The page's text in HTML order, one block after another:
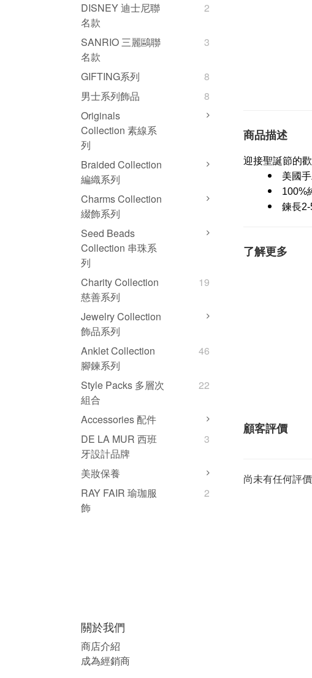
DISNEY 迪士尼聯
名款
2
SANRIO 三麗鷗聯
名款
3
GIFTING系列
8
男士系列飾品
8
Originals
Collection 素線系
列
Braided Collection
編織系列
Charms Collection
綴飾系列
Seed Beads
Collection 串珠系
列
Charity Collection
慈善系列
19
Jewelry Collection
飾品系列
Anklet Collection
腳鍊系列
46
Style Packs 多層次
組合
22
Accessories 配件
DE LA MUR 西班
牙設計品牌
3
美妝保養
RAY FAIR 瑜珈服
飾
2
商品描述
迎接聖誕節的
美國
100%
鍊長
了解更多
顧客評價
尚未有任何評價
關於我們
商店介紹
成為經銷商